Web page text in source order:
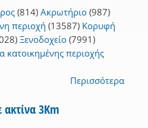
(814) Ακρωτήριο (987)
περιοχή (13587) Κορυφή
Ξενοδοχείο (7991)
κατοικημένης περιοχής
Περισσότερα
3Km